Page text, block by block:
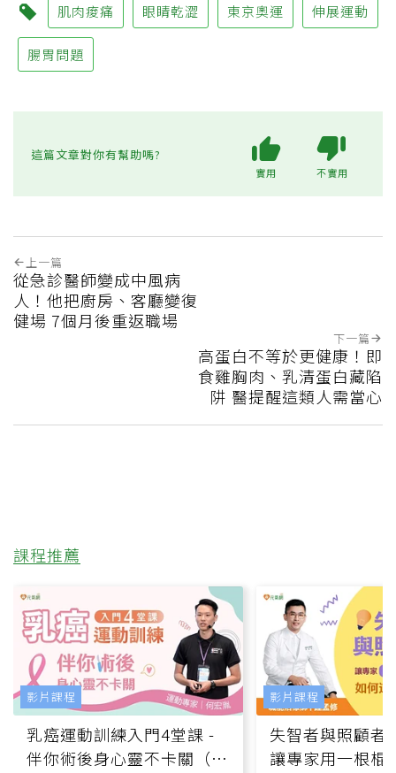
肌肉痠痛 眼睛乾澀 東京奧運 伸展運動
腸胃問題
這篇文章對你有幫助嗎?
實用 不實用
上一篇
從急診醫師變成中風病
人！他把廚房、客廳變復
健場 7個月後重返職場
下一篇
高蛋白不等於更健康！即
食雞胸肉、乳清蛋白藏陷
阱 醫提醒這類人需當心
課程推薦
乳癌運動訓練入門4堂課 -
伴你術後身心靈不卡關（線
影片課程
失智者與照顧者
讓專家用一根棍
影片課程